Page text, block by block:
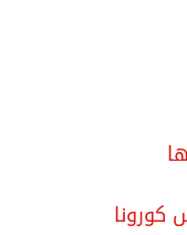
كورونا